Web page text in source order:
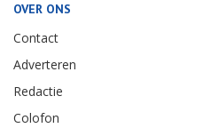
OVER ONS
Contact
Adverteren
Redactie
Colofon